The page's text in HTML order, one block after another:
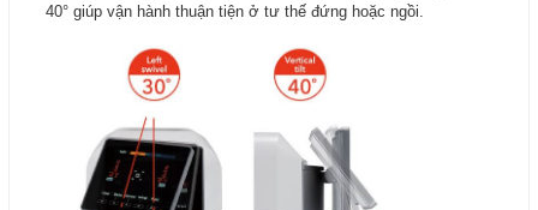
40° giúp vận hành thuận tiện ở tư thế đứng hoặc ngồi.